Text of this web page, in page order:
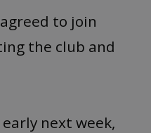
to join
the club and
next week,